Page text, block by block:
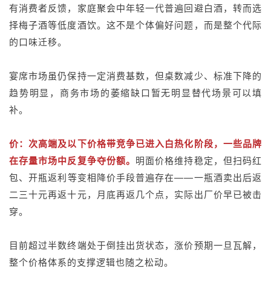
有消费者反馈，家庭聚会中年轻一代普遍回避白酒，转而选
择梅子酒等低度酒饮。这不是个体偏好问题，而是整个代际
的口味迁移。
宴席市场虽仍保持一定消费基数，但桌数减少、标准下降的
趋势明显，商务市场的萎缩缺口暂无明显替代场景可以填
补。
价：次高端及以下价格带竞争已进入白热化阶段，一些品牌
在存量市场中反复争夺份额。 明面价格维持稳定，但扫码红
包、开瓶返利等变相降价手段普遍存在——一瓶酒卖出后返
二三十元再返十元，月底再返几个点，实际出厂价早已被击
穿。
目前超过半数终端处于倒挂出货状态，涨价预期一旦瓦解，
整个价格体系的支撑逻辑也随之松动。